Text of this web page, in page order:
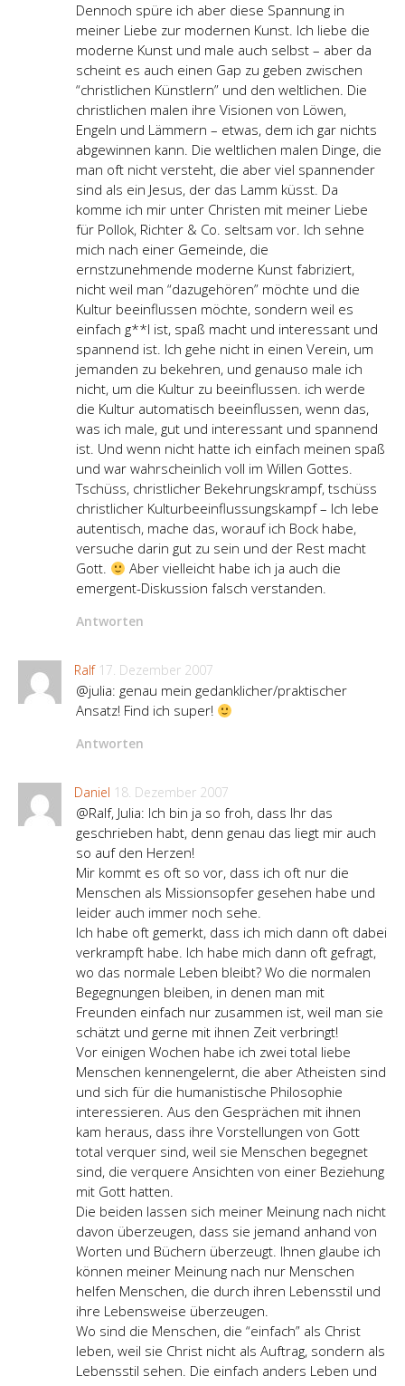
Dennoch spüre ich aber diese Spannung in
meiner Liebe zur modernen Kunst. Ich liebe die
moderne Kunst und male auch selbst – aber da
scheint es auch einen Gap zu geben zwischen
“christlichen Künstlern” und den weltlichen. Die
christlichen malen ihre Visionen von Löwen,
Engeln und Lämmern – etwas, dem ich gar nichts
abgewinnen kann. Die weltlichen malen Dinge, die
man oft nicht versteht, die aber viel spannender
sind als ein Jesus, der das Lamm küsst. Da
komme ich mir unter Christen mit meiner Liebe
für Pollok, Richter & Co. seltsam vor. Ich sehne
mich nach einer Gemeinde, die
ernstzunehmende moderne Kunst fabriziert,
nicht weil man “dazugehören” möchte und die
Kultur beeinflussen möchte, sondern weil es
einfach g**l ist, spaß macht und interessant und
spannend ist. Ich gehe nicht in einen Verein, um
jemanden zu bekehren, und genauso male ich
nicht, um die Kultur zu beeinflussen. ich werde
die Kultur automatisch beeinflussen, wenn das,
was ich male, gut und interessant und spannend
ist. Und wenn nicht hatte ich einfach meinen spaß
und war wahrscheinlich voll im Willen Gottes.
Tschüss, christlicher Bekehrungskrampf, tschüss
christlicher Kulturbeeinflussungskampf – Ich lebe
autentisch, mache das, worauf ich Bock habe,
versuche darin gut zu sein und der Rest macht
Gott.
Aber vielleicht habe ich ja auch die
emergent-Diskussion falsch verstanden.
Antworten
Ralf 17. Dezember 2007
@julia: genau mein gedanklicher/praktischer
Ansatz! Find ich super!
Antworten
Daniel 18. Dezember 2007
@Ralf, Julia: Ich bin ja so froh, dass Ihr das
geschrieben habt, denn genau das liegt mir auch
so auf den Herzen!
Mir kommt es oft so vor, dass ich oft nur die
Menschen als Missionsopfer gesehen habe und
leider auch immer noch sehe.
Ich habe oft gemerkt, dass ich mich dann oft dabei
verkrampft habe. Ich habe mich dann oft gefragt,
wo das normale Leben bleibt? Wo die normalen
Begegnungen bleiben, in denen man mit
Freunden einfach nur zusammen ist, weil man sie
schätzt und gerne mit ihnen Zeit verbringt!
Vor einigen Wochen habe ich zwei total liebe
Menschen kennengelernt, die aber Atheisten sind
und sich für die humanistische Philosophie
interessieren. Aus den Gesprächen mit ihnen
kam heraus, dass ihre Vorstellungen von Gott
total verquer sind, weil sie Menschen begegnet
sind, die verquere Ansichten von einer Beziehung
mit Gott hatten.
Die beiden lassen sich meiner Meinung nach nicht
davon überzeugen, dass sie jemand anhand von
Worten und Büchern überzeugt. Ihnen glaube ich
können meiner Meinung nach nur Menschen
helfen Menschen, die durch ihren Lebensstil und
ihre Lebensweise überzeugen.
Wo sind die Menschen, die “einfach” als Christ
leben, weil sie Christ nicht als Auftrag, sondern als
Lebensstil sehen. Die einfach anders Leben und